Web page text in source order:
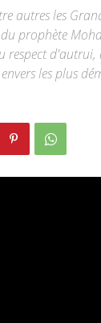
autres les
prophète
respect
les plus